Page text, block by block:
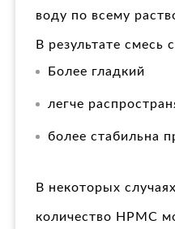
воду по всему
В результате смесь
Более гладкий
легче
более стабильна
В некоторых
количество HPMC